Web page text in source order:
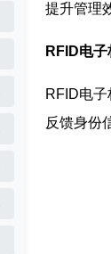
提升管理
RFID电
RFID电
反馈身份